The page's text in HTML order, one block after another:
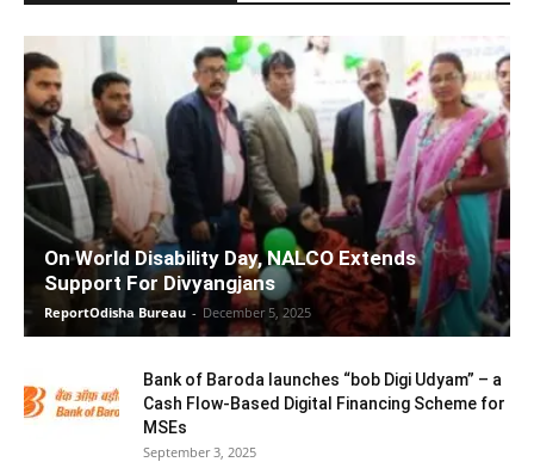
On World Disability Day, NALCO Extends
Support For Divyangjans
ReportOdisha Bureau - December 5, 2025
Bank of Baroda launches “bob Digi Udyam” – a
Cash Flow-Based Digital Financing Scheme for
MSEs
September 3, 2025